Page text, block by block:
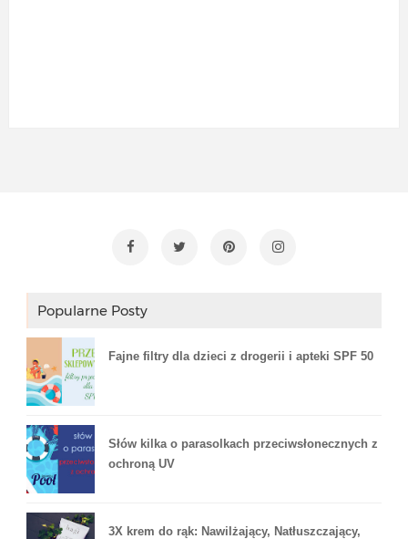
Popularne Posty
Fajne filtry dla dzieci z drogerii i apteki SPF 50
Słów kilka o parasolkach przeciwsłonecznych z
ochroną UV
3X krem do rąk: Nawilżający, Natłuszczający,